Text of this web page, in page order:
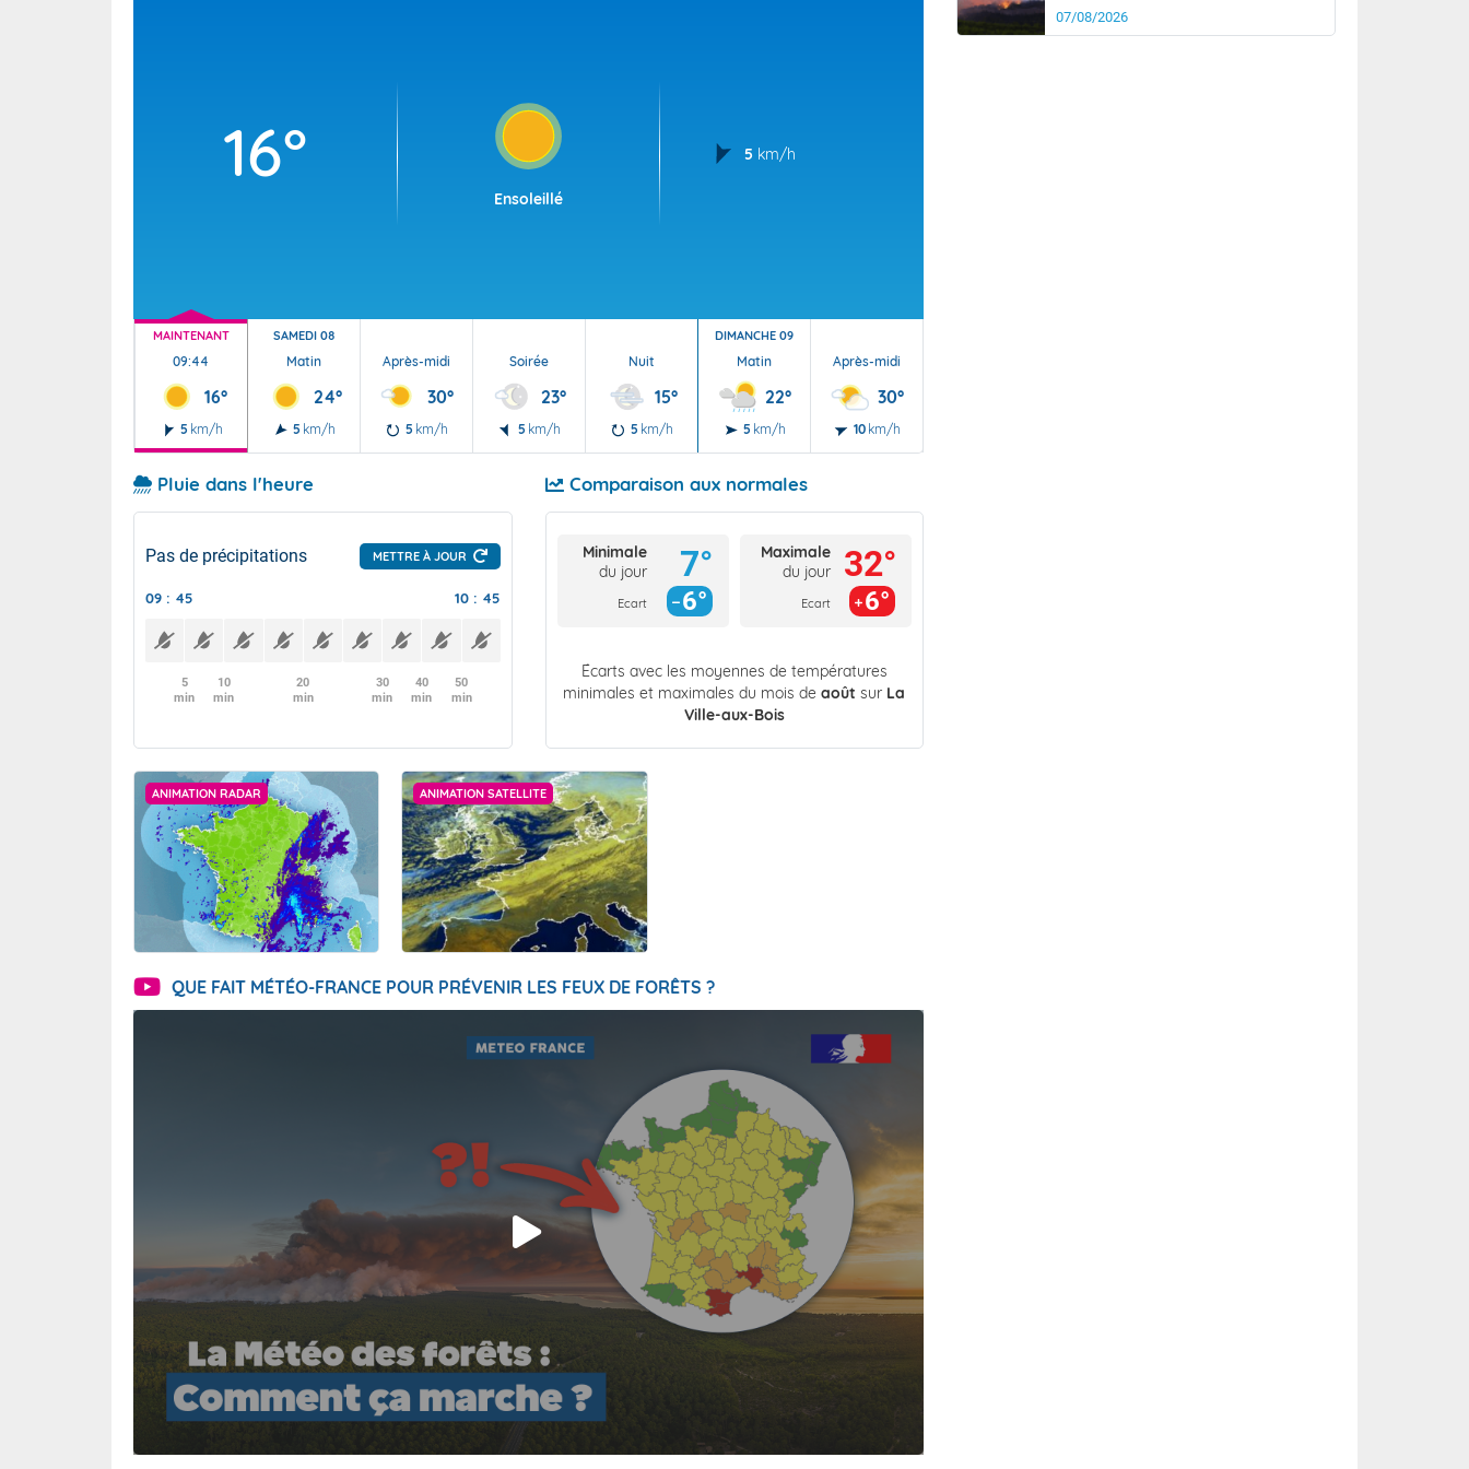
16°
Ensoleillé
5 km/h
MAINTENANT
09:44
16°
5 km/h
SAMEDI 08
Matin
24°
5 km/h
Après-midi
30°
5 km/h
Soirée
23°
5 km/h
Nuit
15°
5 km/h
DIMANCHE 09
Matin
22°
5 km/h
Après-midi
30°
10 km/h
Pluie dans l'heure
Pas de précipitations METTRE À JOUR
09 : 45 10 : 45
5
min
10
min
20
min
30
min
40
min
50
min
Comparaison aux normales
Minimale
du jour
Ecart
7°
6°
Maximale
du jour
Ecart
32°
6°
Écarts avec les moyennes de températures
minimales et maximales du mois deaoût sur La
Ville-aux-Bois
ANIMATION RADAR ANIMATION SATELLITE
QUE FAIT MÉTÉO-FRANCE POUR PRÉVENIR LES FEUX DE FORÊTS ?
07/08/2026